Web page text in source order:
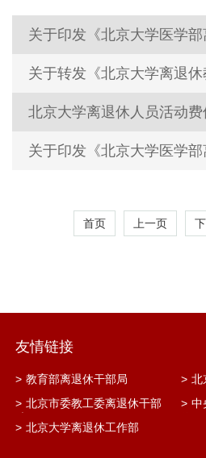
首页 上一页
友情链接
> 教育部离退休干部局 > 北
> 北京市委教工委离退休干部
处
> 中
> 北京大学离退休工作部